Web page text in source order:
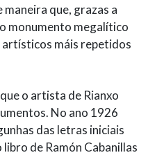
que, grazas a
monumento megalítico
máis repetidos
o artista de Rianxo
No ano 1926
das letras iniciais
de Ramón Cabanillas